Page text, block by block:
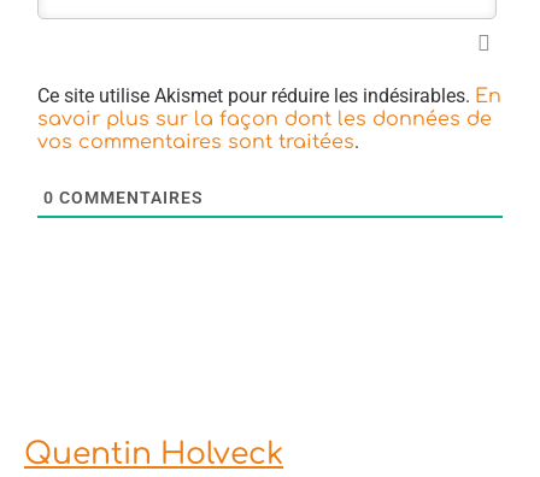
Ce site utilise Akismet pour réduire les indésirables. En
savoir plus sur la façon dont les données de
vos commentaires sont traitées.
0 COMMENTAIRES
Quentin Holveck